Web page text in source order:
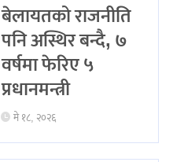
बेलायतको राजनीति
पनि अस्थिर बन्दै, ७
वर्षमा फेरिए ५
प्रधानमन्त्री
मे १८, २०२६